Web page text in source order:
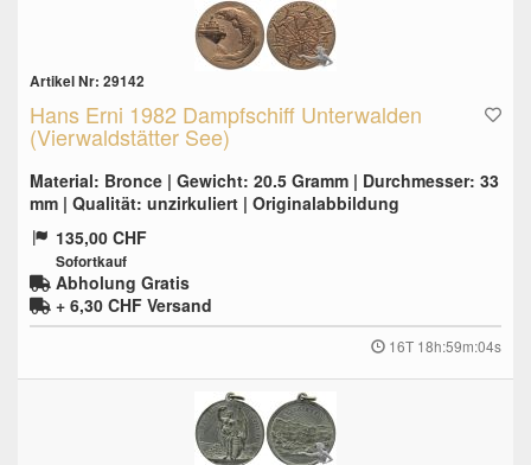
Artikel Nr: 29142
Hans Erni 1982 Dampfschiff Unterwalden
(Vierwaldstätter See)
Material: Bronce | Gewicht: 20.5 Gramm | Durchmesser: 33
mm | Qualität: unzirkuliert | Originalabbildung
135,00 CHF
Sofortkauf
Abholung Gratis
+ 6,30 CHF Versand
16T 18h:59m:03s